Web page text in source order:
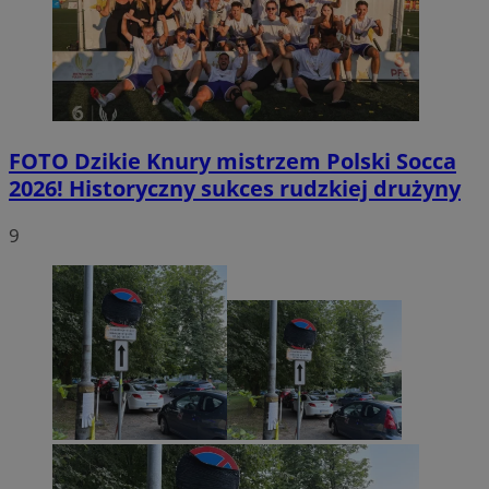
FOTO Dzikie Knury mistrzem Polski Socca
2026! Historyczny sukces rudzkiej drużyny
9